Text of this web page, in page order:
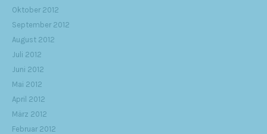
Oktober 2012
September 2012
August 2012
Juli 2012
Juni 2012
Mai 2012
April 2012
März 2012
Februar 2012